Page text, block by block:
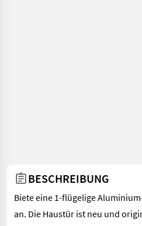
BESCHREIBUNG
Biete eine 1-flügelige
an. Die Haustür ist neu und